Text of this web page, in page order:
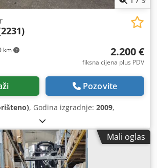
km 2.200 €
fiksna cijena plus PDV
Pozovite
, Godina izgradnje: 2009,
Mali oglas